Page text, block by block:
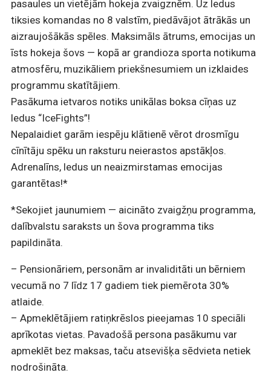
pasaules un vietējām hokeja zvaigznēm. Uz ledus
tiksies komandas no 8 valstīm, piedāvājot ātrākās un
aizraujošākās spēles. Maksimāls ātrums, emocijas un
īsts hokeja šovs — kopā ar grandioza sporta notikuma
atmosfēru, muzikāliem priekšnesumiem un izklaides
programmu skatītājiem.
Pasākuma ietvaros notiks unikālas boksa cīņas uz
ledus “IceFights”!
Nepalaidiet garām iespēju klātienē vērot drosmīgu
cīnītāju spēku un raksturu neierastos apstākļos.
Adrenalīns, ledus un neaizmirstamas emocijas
garantētas!*
*Sekojiet jaunumiem — aicināto zvaigžņu programma,
dalībvalstu saraksts un šova programma tiks
papildināta.
– Pensionāriem, personām ar invaliditāti un bērniem
vecumā no 7 līdz 17 gadiem tiek piemērota 30%
atlaide.
– Apmeklētājiem ratiņkrēslos pieejamas 10 speciāli
aprīkotas vietas. Pavadošā persona pasākumu var
apmeklēt bez maksas, taču atsevišķa sēdvieta netiek
nodrošināta.